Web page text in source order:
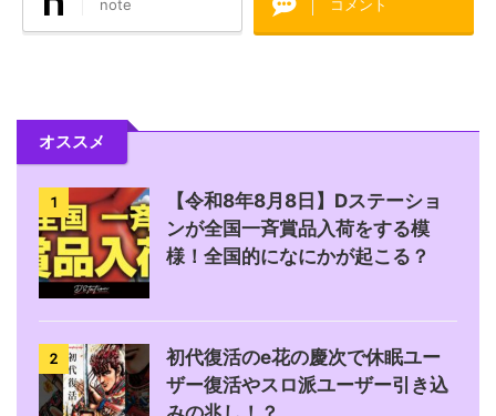
note コメント
オススメ
1
【令和8年8月8日】Dステーショ
ンが全国一斉賞品入荷をする模
様！全国的になにかが起こる？
2
初代復活のe花の慶次で休眠ユー
ザー復活やスロ派ユーザー引き込